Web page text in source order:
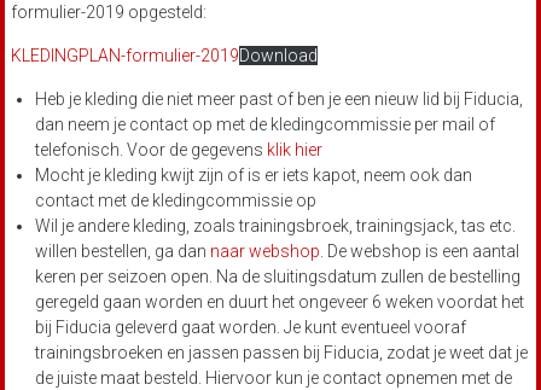
formulier-2019 opgesteld:
KLEDINGPLAN-formulier-2019Download
Heb je kleding die niet meer past of ben je een nieuw lid bij Fiducia,
dan neem je contact op met de kledingcommissie per mail of
telefonisch. Voor de gegevens klik hier
Mocht je kleding kwijt zijn of is er iets kapot, neem ook dan
contact met de kledingcommissie op
Wil je andere kleding, zoals trainingsbroek, trainingsjack, tas etc.
willen bestellen, ga dan naar webshop . De webshop is een aantal
keren per seizoen open. Na de sluitingsdatum zullen de bestelling
geregeld gaan worden en duurt het ongeveer 6 weken voordat het
bij Fiducia geleverd gaat worden. Je kunt eventueel vooraf
trainingsbroeken en jassen passen bij Fiducia, zodat je weet dat je
de juiste maat besteld. Hiervoor kun je contact opnemen met de